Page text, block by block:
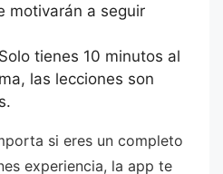
motivarán a seguir
tienes 10 minutos al
las lecciones son
si eres un completo
experiencia, la app te